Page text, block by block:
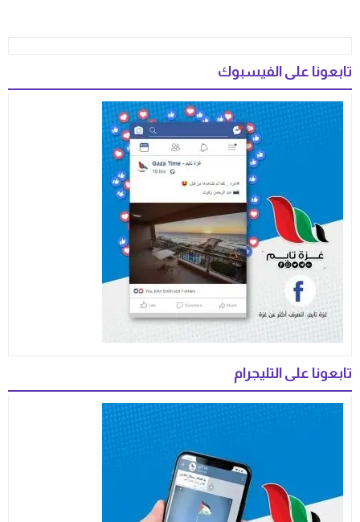
تابعونا على الفيسبوك
تابعونا على التليجرام